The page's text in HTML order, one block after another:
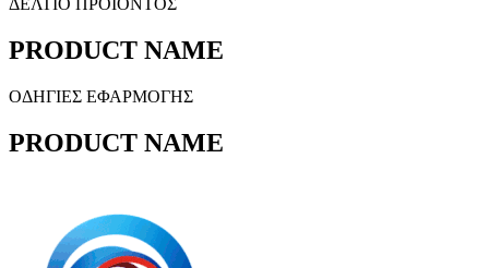
ΔΕΛΤΙΟ ΠΡΟΪΟΝΤΟΣ
PRODUCT NAME
ΟΔΗΓΙΕΣ ΕΦΑΡΜΟΓΗΣ
PRODUCT NAME